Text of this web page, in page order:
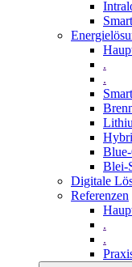
.
.
Blei-
Digitale
Referenzen
.
.